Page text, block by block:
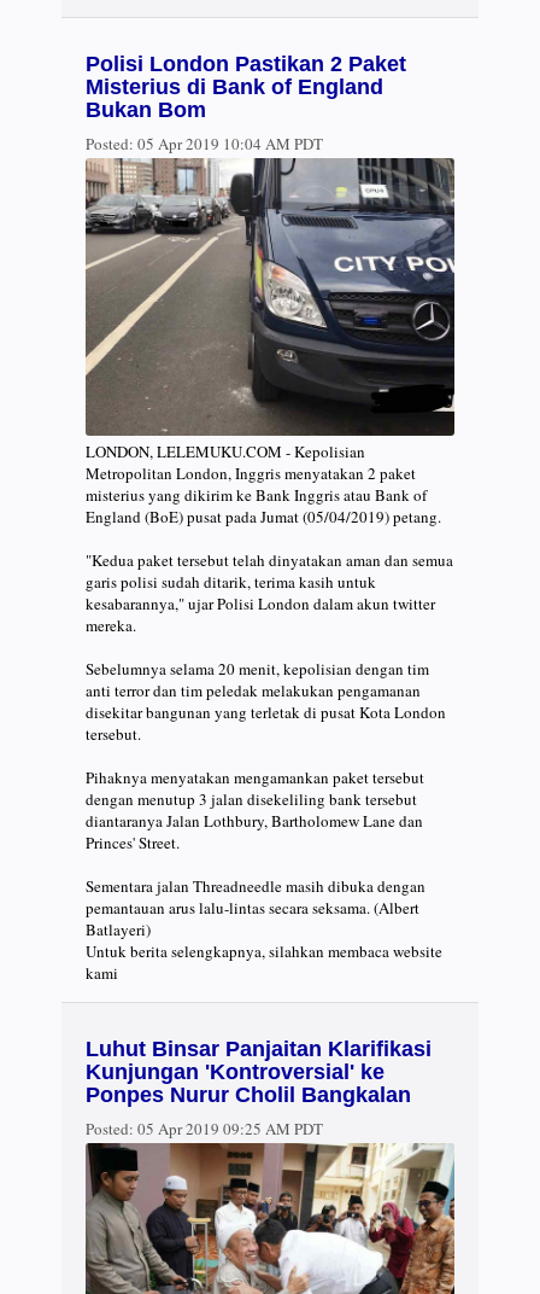
Polisi London Pastikan 2 Paket
Misterius di Bank of England
Bukan Bom
Posted: 05 Apr 2019 10:04 AM PDT
LONDON, LELEMUKU.COM - Kepolisian
Metropolitan London, Inggris menyatakan 2 paket
misterius yang dikirim ke Bank Inggris atau Bank of
England (BoE) pusat pada Jumat (05/04/2019) petang.
"Kedua paket tersebut telah dinyatakan aman dan semua
garis polisi sudah ditarik, terima kasih untuk
kesabarannya," ujar Polisi London dalam akun twitter
mereka.
Sebelumnya selama 20 menit, kepolisian dengan tim
anti terror dan tim peledak melakukan pengamanan
disekitar bangunan yang terletak di pusat Kota London
tersebut.
Pihaknya menyatakan mengamankan paket tersebut
dengan menutup 3 jalan disekeliling bank tersebut
diantaranya Jalan Lothbury, Bartholomew Lane dan
Princes' Street.
Sementara jalan Threadneedle masih dibuka dengan
pemantauan arus lalu-lintas secara seksama. (Albert
Batlayeri)
Untuk berita selengkapnya, silahkan membaca website
kami
Luhut Binsar Panjaitan Klarifikasi
Kunjungan 'Kontroversial' ke
Ponpes Nurur Cholil Bangkalan
Posted: 05 Apr 2019 09:25 AM PDT